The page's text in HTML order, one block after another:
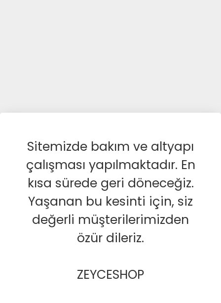
Sitemizde bakım ve altyapı
çalışması yapılmaktadır. En
kısa sürede geri döneceğiz.
Yaşanan bu kesinti için, siz
değerli müşterilerimizden
özür dileriz.
ZEYCESHOP